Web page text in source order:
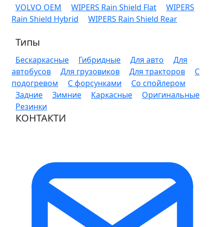
VOLVO OEM
WIPERS Rain Shield Flat
WIPERS
Rain Shield Hybrid
WIPERS Rain Shield Rear
Типы
Бескаркасные Гибридные Для авто
Для
автобусов
Для грузовиков Для тракторов
С
подогревом
С форсунками
Со спойлером
Задние
Зимние Каркасные
Оригинальные
Резинки
КОНТАКТИ